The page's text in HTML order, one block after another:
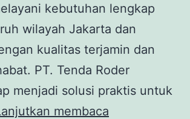
kebutuhan lengkap
wilayah Jakarta dan
kualitas terjamin dan
PT. Tenda Roder
menjadi solusi praktis untuk
membaca